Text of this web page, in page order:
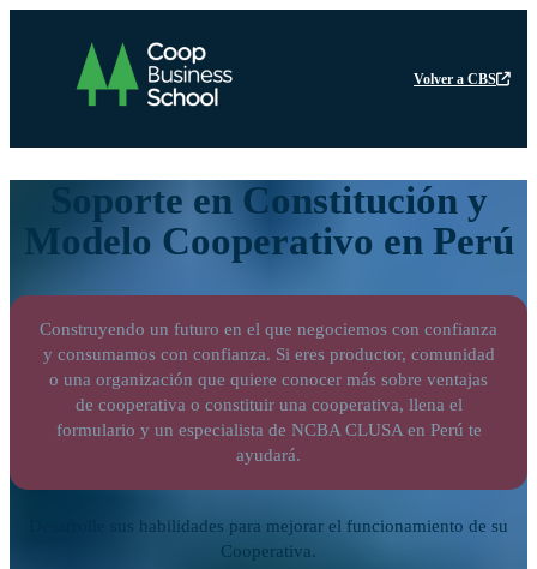
Volver a CBS
Soporte en Constitución y
Modelo Cooperativo en Perú
Construyendo un futuro en el que negociemos con confianza
y consumamos con confianza. Si eres productor, comunidad
o una organización que quiere conocer más sobre ventajas
de cooperativa o constituir una cooperativa, llena el
formulario y un especialista de NCBA CLUSA en Perú te
ayudará.
Desarrolle sus habilidades para mejorar el funcionamiento de su
Cooperativa.